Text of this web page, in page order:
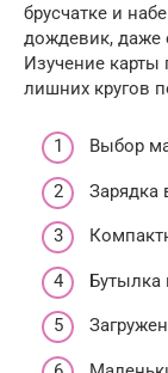
брусчатке и
дождевик, даже
Изучение карты
лишних кругов
Выбор
Зарядка
Бутылка